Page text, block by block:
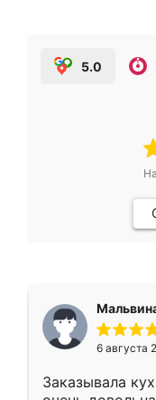
5.0
6 августа
Заказывала